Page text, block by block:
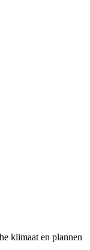
klimaat en plannen